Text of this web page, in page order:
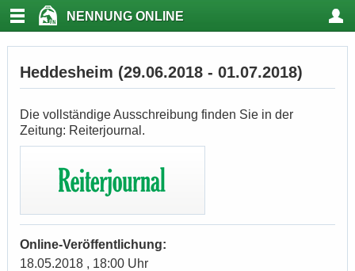
NENNUNG ONLINE
Heddesheim (29.06.2018 - 01.07.2018)
Die vollständige Ausschreibung finden Sie in der
Zeitung: Reiterjournal.
Online-Veröffentlichung:
18.05.2018 , 18:00 Uhr